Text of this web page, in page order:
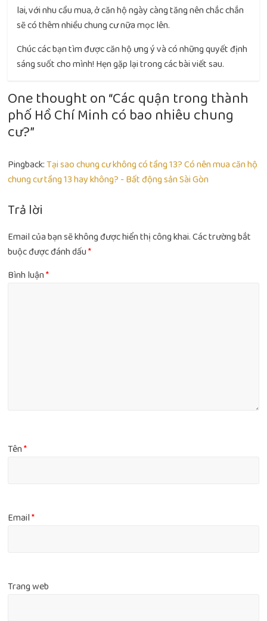
lai, với nhu cầu mua, ở căn hộ ngày càng tăng nên chắc chắn
sẽ có thêm nhiều chung cư nữa mọc lên.
Chúc các bạn tìm được căn hộ ưng ý và có những quyết định
sáng suốt cho mình! Hẹn gặp lại trong các bài viết sau.
One thought on “Các quận trong thành
phố Hồ Chí Minh có bao nhiêu chung
cư?”
Pingback:Tại sao chung cư không có tầng 13? Có nên mua căn hộ
chung cư tầng 13 hay không? - Bất động sản Sài Gòn
Trả lời
Email của bạn sẽ không được hiển thị công khai.Các trường bắt
buộc được đánh dấu*
Bình luận*
Tên*
Email*
Trang web